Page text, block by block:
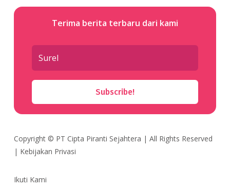
Terima berita terbaru dari kami
Subscribe!
Copyright © PT Cipta Piranti Sejahtera | All Rights Reserved
| Kebijakan Privasi
Ikuti Kami